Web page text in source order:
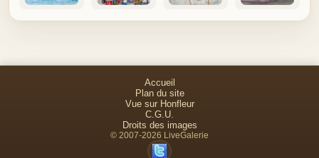
Accueil
Plan du site
Vue sur Honfleur
C.G.U.
Droits des images
© 2007-2026 LiveGalerie